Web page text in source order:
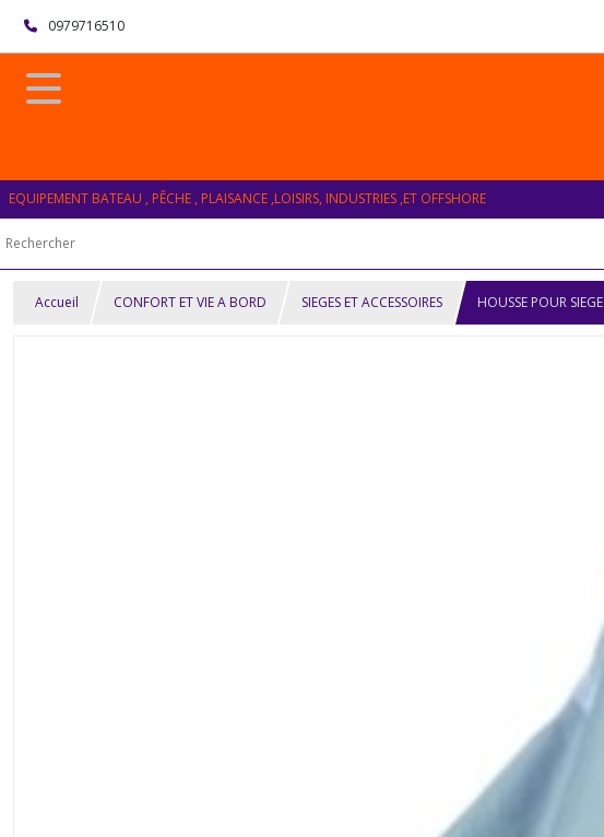
0979716510
EQUIPEMENT BATEAU , PÊCHE , PLAISANCE ,LOISIRS, INDUSTRIES ,ET OFFSHORE
Accueil CONFORT ET VIE A BORD SIEGES ET ACCESSOIRES HOUSSE POUR SIEGE